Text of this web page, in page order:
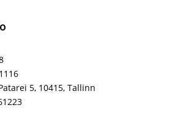
5, 10415, Tallinn